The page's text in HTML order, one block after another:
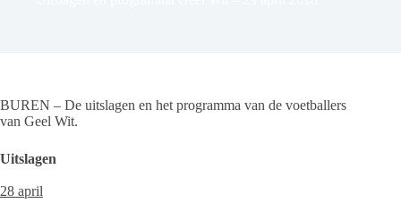
BUREN – De uitslagen en het programma van de voetballers
van Geel Wit.
Uitslagen
28 april